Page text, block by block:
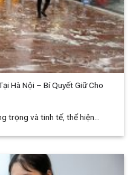
Hà Nội – Bí Quyết Giữ Cho
trọng và tinh tế, thể hiện...